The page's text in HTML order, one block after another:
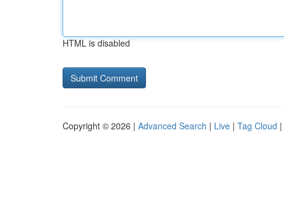
HTML is disabled
Copyright © 2026 | Advanced Search | Live | Tag Cloud |